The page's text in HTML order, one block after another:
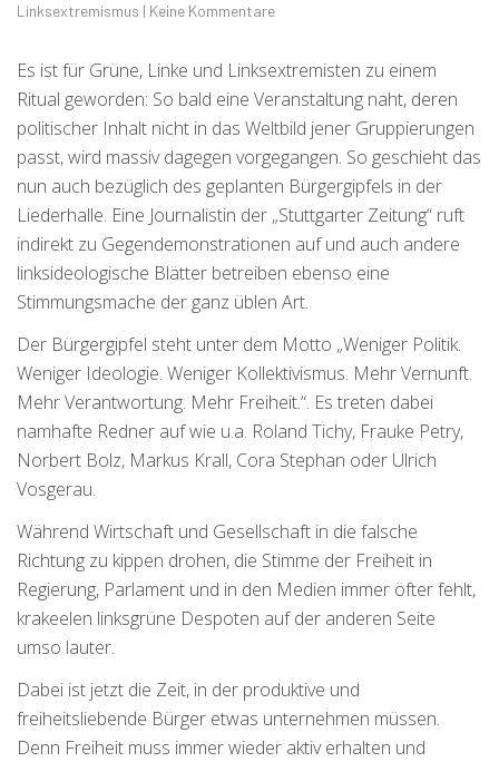
Linksextremismus | Keine Kommentare
Es ist für Grüne, Linke und Linksextremisten zu einem
Ritual geworden: So bald eine Veranstaltung naht, deren
politischer Inhalt nicht in das Weltbild jener Gruppierungen
passt, wird massiv dagegen vorgegangen. So geschieht das
nun auch bezüglich des geplanten Bürgergipfels in der
Liederhalle. Eine Journalistin der „Stuttgarter Zeitung“ ruft
indirekt zu Gegendemonstrationen auf und auch andere
linksideologische Blätter betreiben ebenso eine
Stimmungsmache der ganz üblen Art.
Der Bürgergipfel steht unter dem Motto „Weniger Politik.
Weniger Ideologie. Weniger Kollektivismus. Mehr Vernunft.
Mehr Verantwortung. Mehr Freiheit.“. Es treten dabei
namhafte Redner auf wie u.a. Roland Tichy, Frauke Petry,
Norbert Bolz, Markus Krall, Cora Stephan oder Ulrich
Vosgerau.
Während Wirtschaft und Gesellschaft in die falsche
Richtung zu kippen drohen, die Stimme der Freiheit in
Regierung, Parlament und in den Medien immer öfter fehlt,
krakeelen linksgrüne Despoten auf der anderen Seite
umso lauter.
Dabei ist jetzt die Zeit, in der produktive und
freiheitsliebende Bürger etwas unternehmen müssen.
Denn Freiheit muss immer wieder aktiv erhalten und